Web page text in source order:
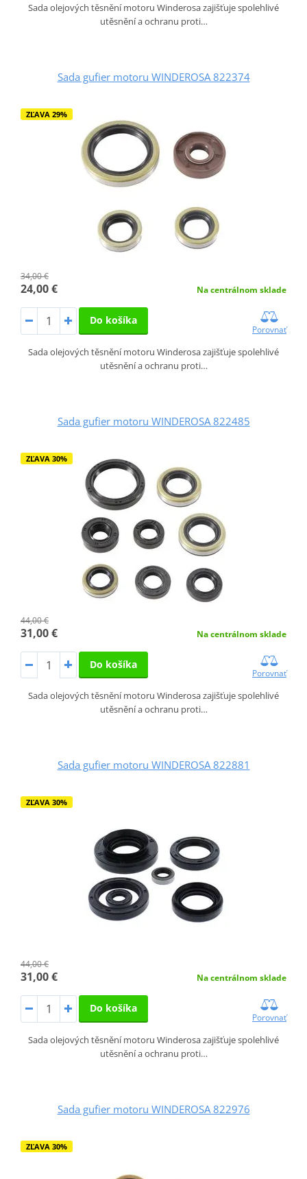
Sada olejových těsnění motoru Winderosa zajišťuje spolehlivé
utěsnění a ochranu proti…
Sada gufier motoru WINDEROSA 822374
ZĽAVA 29%
34,00 €
24,00 € Na centrálnom sklade
Do košíka
Porovnať
Sada olejových těsnění motoru Winderosa zajišťuje spolehlivé
utěsnění a ochranu proti…
Sada gufier motoru WINDEROSA 822485
ZĽAVA 30%
44,00 €
31,00 € Na centrálnom sklade
Do košíka
Porovnať
Sada olejových těsnění motoru Winderosa zajišťuje spolehlivé
utěsnění a ochranu proti…
Sada gufier motoru WINDEROSA 822881
ZĽAVA 30%
44,00 €
31,00 € Na centrálnom sklade
Do košíka
Porovnať
Sada olejových těsnění motoru Winderosa zajišťuje spolehlivé
utěsnění a ochranu proti…
Sada gufier motoru WINDEROSA 822976
ZĽAVA 30%